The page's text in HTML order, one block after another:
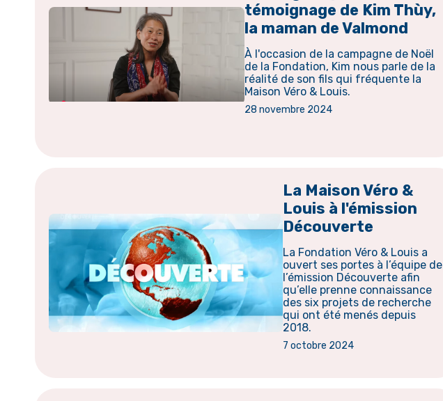
témoignage de Kim Thùy,
la maman de Valmond
À l'occasion de la campagne de Noël
de la Fondation, Kim nous parle de la
réalité de son fils qui fréquente la
Maison Véro & Louis.
28 novembre 2024
La Maison Véro &
Louis à l'émission
Découverte
La Fondation Véro & Louis a
ouvert ses portes à l’équipe de
l’émission Découverte afin
qu’elle prenne connaissance
des six projets de recherche
qui ont été menés depuis
2018.
7 octobre 2024